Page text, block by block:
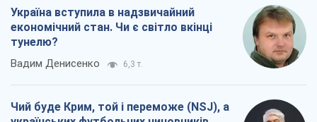
Україна вступила в надзвичайний
економічний стан. Чи є світло вкінці
тунелю?
Вадим Денисенко 6,3 т.
Чий буде Крим, той і переможе (NSJ), а